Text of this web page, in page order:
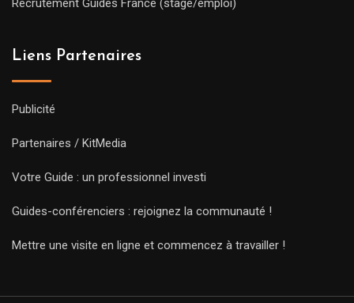
Liens Partenaires
Publicité
Partenaires / KitMedia
Votre Guide : un professionnel investi
Guides-conférenciers : rejoignez la communauté !
Mettre une visite en ligne et commencez à travailler !